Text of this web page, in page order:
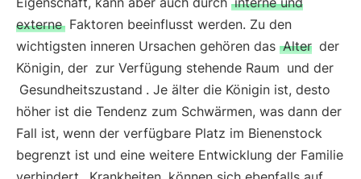
externe Faktoren beeinflusst werden. Zu den
wichtigsten inneren Ursachen gehören das Alter der
Königin, der zur Verfügung stehende Raum und der
Gesundheitszustand . Je älter die Königin ist, desto
höher ist die Tendenz zum Schwärmen, was dann der
Fall ist, wenn der verfügbare Platz im Bienenstock
begrenzt ist und eine weitere Entwicklung der Familie